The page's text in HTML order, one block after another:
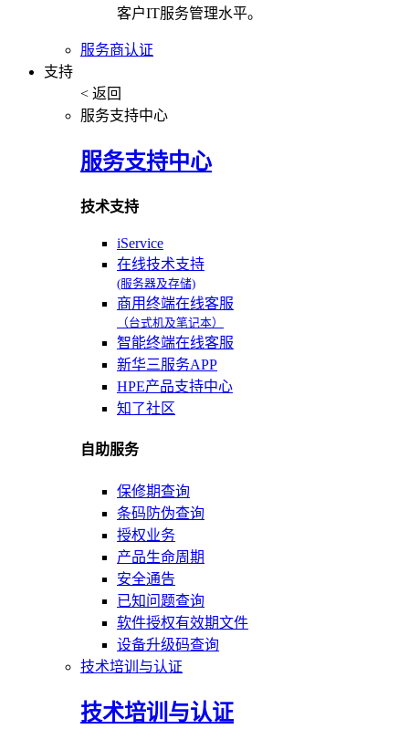
客户IT服务管理水平。
服务商认证
支持
< 返回
服务支持中心
服务支持中心
技术支持
iService
在线技术支持
(服务器及存储)
商用终端在线客服
（台式机及笔记本）
智能终端在线客服
新华三服务APP
HPE产品支持中心
知了社区
自助服务
保修期查询
条码防伪查询
授权业务
产品生命周期
安全通告
已知问题查询
软件授权有效期文件
设备升级码查询
技术培训与认证
技术培训与认证